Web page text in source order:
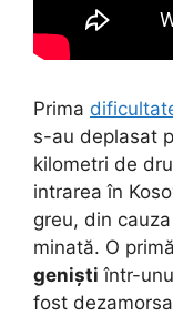
Prima
s-au deplasat
kilometri de
intrarea în
greu, din
minată. O primă
geniști într-
fost